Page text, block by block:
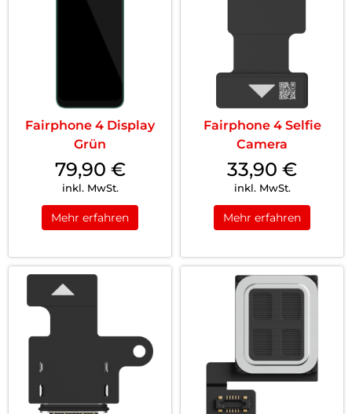
Fairphone 4 Display
Grün
79,90 €
inkl. MwSt.
Mehr erfahren
Fairphone 4 Selfie
Camera
33,90 €
inkl. MwSt.
Mehr erfahren